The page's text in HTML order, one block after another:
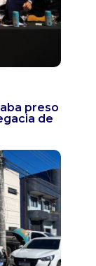
preso
de